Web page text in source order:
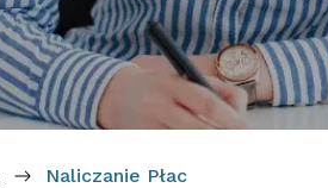
Naliczanie Płac